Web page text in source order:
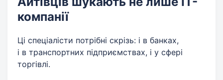
компанії
Ці спеціалісти потрібні скрізь: і в банках,
і в транспортних підприємствах, і у сфері
торгівлі.